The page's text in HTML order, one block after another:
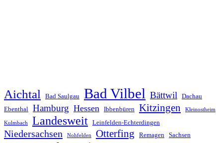
Aichtal Bad Saulgau Bad Vilbel Bättwil
Dachau
Ebenthal
Hamburg Hessen Ibbenbüren Kitzingen Kleinostheim
Kulmbach Landesweit Leinfelden-Echterdingen
Niedersachsen Nohfelden Otterfing Remagen Sachsen